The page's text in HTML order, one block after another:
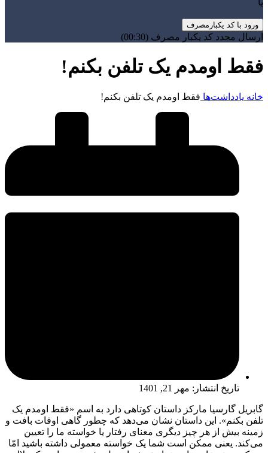
یا
ورود با کد یکبارمصرف
ارسال مجدد کد یکبار مصرف (00:
30
)
فقط اومدم یک تلفن بکنم!
خانه یادداشت‌ها فقط اومدم یک تلفن بکنم!
تاریخ انتشار: مهر 21, 1401
گابریل گارسیا مارکز داستان کوتاهی دارد به اسم «فقط اومدم یک
تلفن بکنم». این داستان نشان می‌دهد که چطور گاهی اوقات بافت و
زمینه بیش از هر چیز دیگری معنای رفتار یا خواسته ما را تعیین
می‌کند. یعنی ممکن است شما یک خواسته معمولی داشته باشید امّا